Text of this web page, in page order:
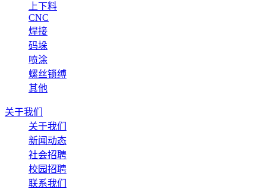
上下料
CNC
焊接
码垛
喷涂
螺丝锁缚
其他
关于我们
关于我们
新闻动态
社会招聘
校园招聘
联系我们